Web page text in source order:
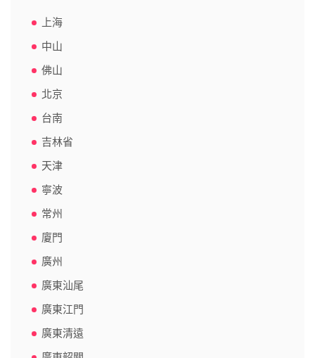
上海
中山
佛山
北京
台南
吉林省
天津
寧波
常州
廈門
廣州
廣東汕尾
廣東江門
廣東清遠